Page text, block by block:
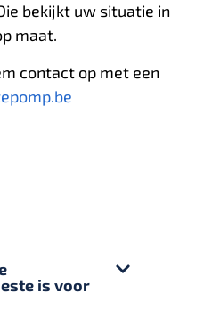
bekijkt uw situatie in
maat.
contact op met een
is voor